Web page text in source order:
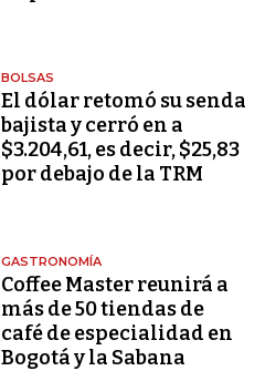
BOLSAS
El dólar retomó su senda
bajista y cerró en a
$3.204,61, es decir, $25,83
por debajo de la TRM
GASTRONOMÍA
Coffee Master reunirá a
más de 50 tiendas de
café de especialidad en
Bogotá y la Sabana